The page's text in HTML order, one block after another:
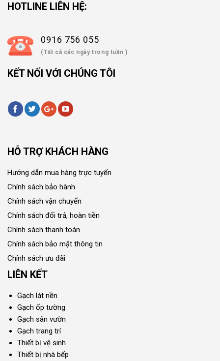
HOTLINE LIÊN HỆ:
0916 756 055
(Tất cả các ngày trong tuần )
KẾT NỐI VỚI CHÚNG TÔI
HỖ TRỢ KHÁCH HÀNG
Hướng dẫn mua hàng trực tuyến
Chính sách bảo hành
Chính sách vận chuyển
Chính sách đổi trả, hoàn tiền
Chính sách thanh toán
Chính sách bảo mật thông tin
Chính sách ưu đãi
LIÊN KẾT
Gạch lát nền
Gạch ốp tường
Gạch sân vườn
Gạch trang trí
Thiết bị vệ sinh
Thiết bị nhà bếp